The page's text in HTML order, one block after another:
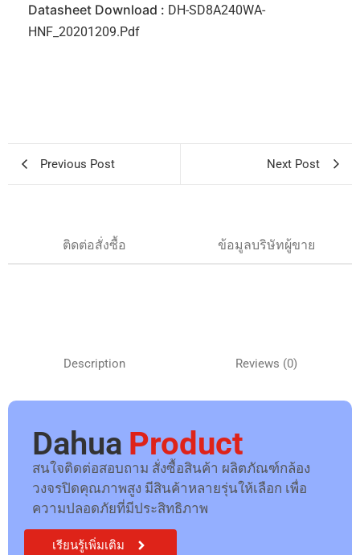
Datasheet Download : DH-SD8A240WA-
HNF_20201209.pdf
Previous Post Next Post
ติดต่อสั่งซื้อ ข้อมูลบริษัทผู้ขาย
Description Reviews (0)
Dahua Product
สนใจติดต่อสอบถาม สั่งซื้อสินค้า ผลิตภัณฑ์กล้อง
วงจรปิดคุณภาพสูง มีสินค้าหลายรุ่นให้เลือก เพื่อ
ความปลอดภัยที่มีประสิทธิภาพ
เรียนรู้เพิ่มเติม